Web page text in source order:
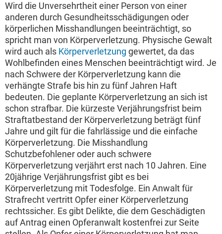
Wird die Unversehrtheit einer Person von einer
anderen durch Gesundheitsschädigungen oder
körperlichen Misshandlungen beeinträchtigt, so
spricht man von Körperverletzung. Physische Gewalt
wird auch als Körperverletzung gewertet, da das
Wohlbefinden eines Menschen beeinträchtigt wird. Je
nach Schwere der Körperverletzung kann die
verhängte Strafe bis hin zu fünf Jahren Haft
bedeuten. Die geplante Körperverletzung an sich ist
schon strafbar. Die kürzeste Verjährungsfrist beim
Straftatbestand der Körperverletzung beträgt fünf
Jahre und gilt für die fahrlässige und die einfache
Körperverletzung. Die Misshandlung
Schutzbefohlener oder auch schwere
Körperverletzung verjährt erst nach 10 Jahren. Eine
20jährige Verjährungsfrist gibt es bei
Körperverletzung mit Todesfolge. Ein Anwalt für
Strafrecht vertritt Opfer einer Körperverletzung
rechtssicher. Es gibt Delikte, die dem Geschädigten
auf Antrag einen Opferanwalt kostenfrei zur Seite